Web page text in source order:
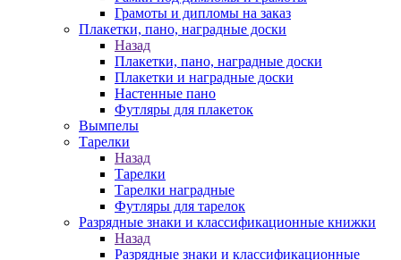
Грамоты и дипломы на заказ
Плакетки, пано, наградные доски
Назад
Плакетки, пано, наградные доски
Плакетки и наградные доски
Настенные пано
Футляры для плакеток
Вымпелы
Тарелки
Назад
Тарелки
Тарелки наградные
Футляры для тарелок
Разрядные знаки и классификационные книжки
Назад
Разрядные знаки и классификационные